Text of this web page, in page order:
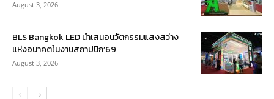
August 3, 2026
BLS Bangkok LED นำเสนอนวัตกรรมแสงสว่าง
แห่งอนาคตในงานสถาปนิก’69
August 3, 2026